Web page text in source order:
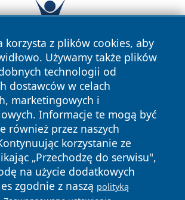
korzysta z plików cookies, aby
Używamy także plików
technologii od
dostawców w celach
marketingowych i
Informacje te mogą być
również przez naszych
korzystanie ze
„Przechodzę do serwisu",
na użycie dodatkowych
zgodnie z naszą polityką
Wszystkie prawa